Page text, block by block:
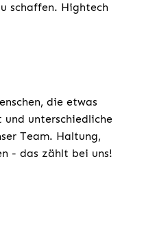
schaffen. Hightech
die etwas
unterschiedliche
Team. Haltung,
- das zählt bei uns!